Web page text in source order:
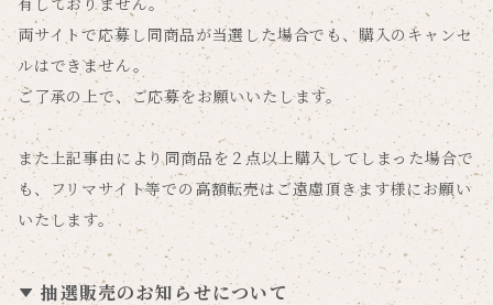
有しておりません。
両サイトで応募し同商品が当選した場合でも、購入のキャンセ
ルはできません。
ご了承の上で、ご応募をお願いいたします。
また上記事由により同商品を２点以上購入してしまった場合で
も、フリマサイト等での高額転売はご遠慮頂きます様にお願い
いたします。
抽選販売のお知らせについて